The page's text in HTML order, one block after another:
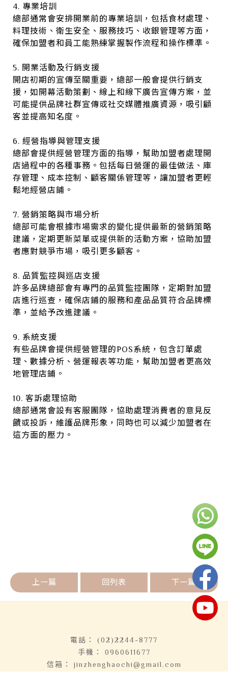
4. 專業培訓
總部通常會安排開業前的專業培訓，包括食材處理、
料理技術、衛生安全、服務技巧、收銀管理等方面，
確保加盟者和員工能熟練掌握製作流程和操作標準。
5. 開業活動及行銷支援
開店初期的宣傳至關重要，總部一般會提供行銷支
援，如開幕活動策劃、線上和線下廣告宣傳方案，並
可能提供品牌社群宣傳或社交媒體推廣資源，吸引顧
客並提高知名度。
6. 經營指導與管理支援
總部會提供經營管理方面的指導，幫助加盟者處理開
店過程中的各種事務。包括每日營運的最佳做法、庫
存管理、成本控制、顧客關係管理等，讓加盟者更輕
鬆地經營店鋪。
7. 營銷策略與市場分析
總部可能會根據市場需求的變化提供最新的營銷策略
建議，定期更新菜單或提供新的活動方案，協助加盟
者應對競爭市場，吸引更多顧客。
8. 品質監控與巡店支援
許多品牌總部會有專門的品質監控團隊，定期對加盟
店進行巡查，確保店鋪的服務和產品品質符合品牌標
準，並給予改進建議。
9. 系統支援
有些品牌會提供經營管理的POS系統，包含訂單處
理、數據分析、營運報表等功能，幫助加盟者更高效
地管理店鋪。
10. 客訴處理協助
總部通常會設有客服團隊，協助處理消費者的意見反
饋或投訴，維護品牌形象，同時也可以減少加盟者在
這方面的壓力。
上一篇 回列表 下一篇
(02)2244-8777
0960611677
jinzhenghaochi@gmail.com